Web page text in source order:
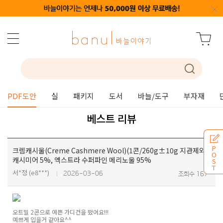
PDF도안 실 패키지 도서 바늘/도구 부자재
P
O
S
T
베스트 리뷰
크렘캐시울(Creme Cashmere Wool)(1콘/260g±10g 지관제외)
캐시미어 5%, 엑스트라 수퍼파인 메리노울 95%
서*정 (e8***) 2026-03-06 조회수 167
오트밀 2콘으로 예쁜 가디건을 떴어요!!!
예쁘게 입을거 같아요^^